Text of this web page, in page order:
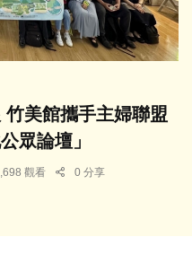
美館攜手主婦聯盟
眾論壇」
觀看 0 分享